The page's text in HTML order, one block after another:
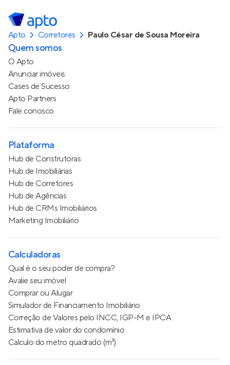
Apto Corretores Paulo César de Sousa Moreira
Quem somos
O Apto
Anunciar imóveis
Cases de Sucesso
Apto Partners
Fale conosco
Plataforma
Hub de Construtoras
Hub de Imobiliárias
Hub de Corretores
Hub de Agências
Hub de CRMs Imobiliários
Marketing Imobiliário
Calculadoras
Qual é o seu poder de compra?
Avalie seu imóvel
Comprar ou Alugar
Simulador de Financiamento Imobiliário
Correção de Valores pelo INCC, IGP-M e IPCA
Estimativa de valor do condomínio
Calculo do metro quadrado (m²)